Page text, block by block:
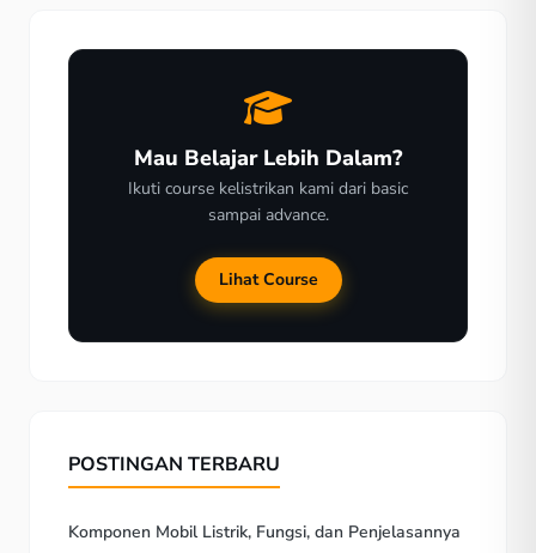
Mau Belajar Lebih Dalam?
Ikuti course kelistrikan kami dari basic
sampai advance.
Lihat Course
POSTINGAN TERBARU
Komponen Mobil Listrik, Fungsi, dan Penjelasannya